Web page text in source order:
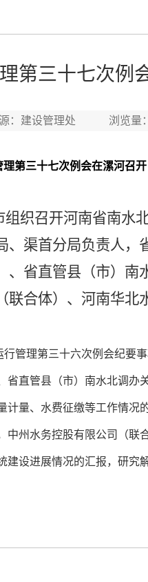
第三十七次例
：建设管理处 浏览量：
理第三十七次例会在漯河召开
织召开河南省南水
渠首分局负责人，
省直管县（市）南
合体）、河南华北
管理第三十六次例会纪要
直管县（市）南水北调办
量、水费征缴等工作情况
州水务控股有限公司（联
设进展情况的汇报，研究